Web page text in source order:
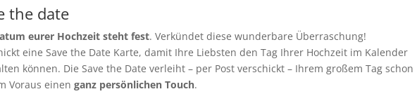
the date
eurer Hochzeit steht fest. Verkündet diese wunderbare Überraschung!
eine Save the Date Karte, damit Ihre Liebsten den Tag Ihrer Hochzeit im Kalender
können. Die Save the Date verleiht – per Post verschickt – Ihrem großem Tag schon
Voraus einen ganz persönlichen Touch.